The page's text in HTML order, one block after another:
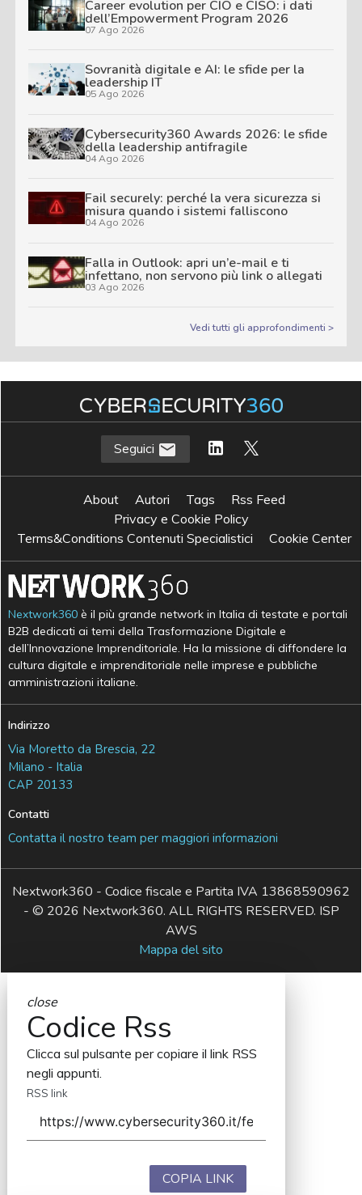
Career evolution per CIO e CISO: i dati
dell’Empowerment Program 2026
07 Ago 2026
Sovranità digitale e AI: le sfide per la
leadership IT
05 Ago 2026
Cybersecurity360 Awards 2026: le sfide
della leadership antifragile
04 Ago 2026
Fail securely: perché la vera sicurezza si
misura quando i sistemi falliscono
04 Ago 2026
Falla in Outlook: apri un’e-mail e ti
infettano, non servono più link o allegati
03 Ago 2026
Vedi tutti gli approfondimenti >
Seguici
About Autori Tags
Rss Feed
Privacy e Cookie Policy
Terms&Conditions Contenuti Specialistici
Cookie Center
Nextwork360 è il più grande network in Italia di testate e portali
B2B dedicati ai temi della Trasformazione Digitale e
dell’Innovazione Imprenditoriale. Ha la missione di diffondere la
cultura digitale e imprenditoriale nelle imprese e pubbliche
amministrazioni italiane.
Indirizzo
Via Moretto da Brescia, 22
Milano - Italia
CAP 20133
Contatti
Contatta il nostro team per maggiori informazioni
Nextwork360 - Codice fiscale e Partita IVA 13868590962
- © 2026 Nextwork360. ALL RIGHTS RESERVED. ISP
AWS
Mappa del sito
close
Codice Rss
Clicca sul pulsante per copiare il link RSS
negli appunti.
RSS link
COPIA LINK